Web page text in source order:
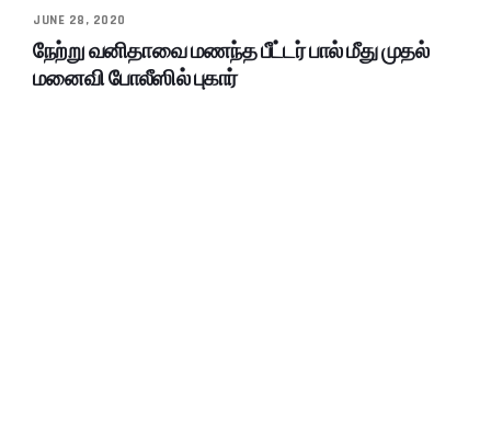
JUNE 28, 2020
நேற்று வனிதாவை மணந்த பீட்டர் பால் மீது முதல்
மனைவி போலீஸில் புகார்